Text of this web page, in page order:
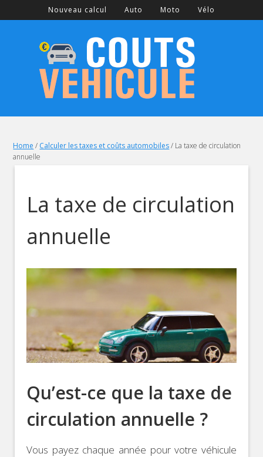
Nouveau calcul Auto Moto Vélo
Home / Calculer les taxes et coûts automobiles/ La taxe de circulation
annuelle
La taxe de circulation
annuelle
Qu’est-ce que la taxe de
circulation annuelle ?
Vous payez chaque année pour votre véhicule